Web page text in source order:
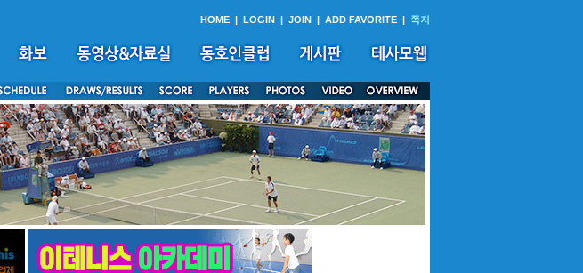
HOME | LOGIN | JOIN | ADD FAVORITE | 쪽지